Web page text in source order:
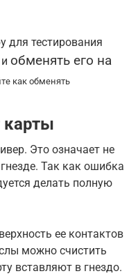
для тестирования
обменять его на
как обменять
карты
Это означает не
Так как ошибка
делать полную
ее контактов
можно счистить
вставляют в гнездо.